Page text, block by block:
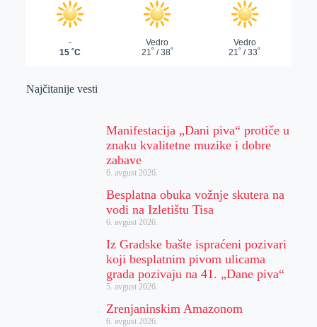
Najčitanije vesti
Manifestacija „Dani piva“ protiče u
znaku kvalitetne muzike i dobre
zabave
6. avgust 2026.
Besplatna obuka vožnje skutera na
vodi na Izletištu Tisa
6. avgust 2026.
Iz Gradske bašte ispraćeni pozivari
koji besplatnim pivom ulicama
grada pozivaju na 41. „Dane piva“
5. avgust 2026.
Zrenjaninskim Amazonom
6. avgust 2026.